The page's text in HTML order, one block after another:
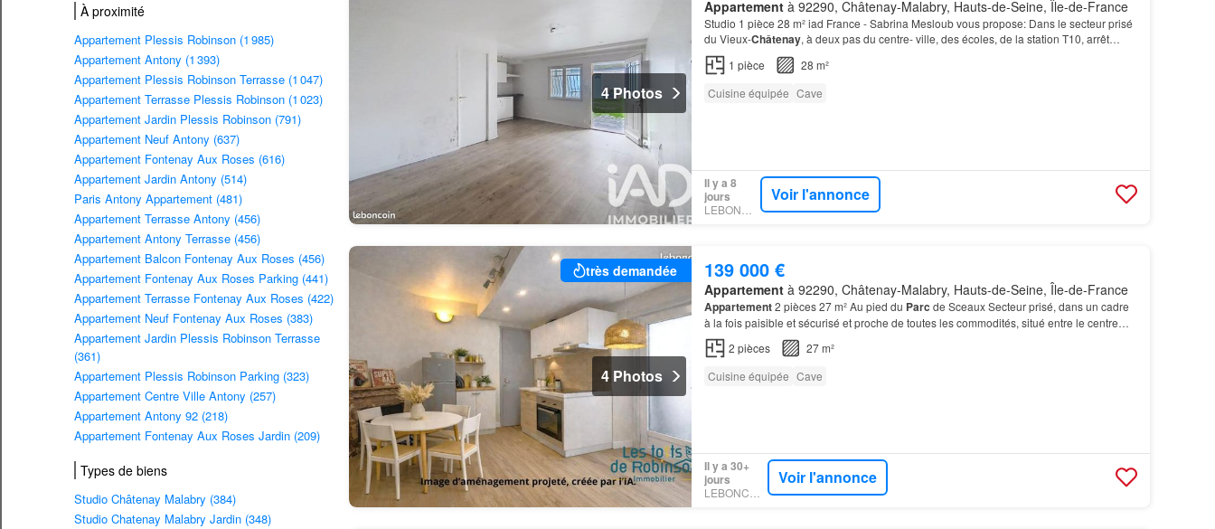
À proximité
Appartement Plessis Robinson (1 985)
Appartement Antony (1 393)
Appartement Plessis Robinson Terrasse (1 047)
Appartement Terrasse Plessis Robinson (1 023)
Appartement Jardin Plessis Robinson (791)
Appartement Neuf Antony (637)
Appartement Fontenay Aux Roses (616)
Appartement Jardin Antony (514)
Paris Antony Appartement (481)
Appartement Terrasse Antony (456)
Appartement Antony Terrasse (456)
Appartement Balcon Fontenay Aux Roses (456)
Appartement Fontenay Aux Roses Parking (441)
Appartement Terrasse Fontenay Aux Roses (422)
Appartement Neuf Fontenay Aux Roses (383)
Appartement Jardin Plessis Robinson Terrasse
(361)
Appartement Plessis Robinson Parking (323)
Appartement Centre Ville Antony (257)
Appartement Antony 92 (218)
Appartement Fontenay Aux Roses Jardin (209)
Types de biens
Studio Châtenay Malabry (384)
Studio Chatenay Malabry Jardin (348)
4 Photos
Appartementà 92290, Châtenay-Malabry, Hauts-de-Seine, Île-de-France
Studio 1 pièce 28 m² iad France - Sabrina Mesloub vous propose: Dans le secteur prisé
du Vieux-Châtenay, à deux pas du centre- ville, des écoles, de la station T10, arrêt
Vincent Fayo, duparc
1 pièce
28 m²
Cuisine équipée Cave
Il y a 8
jours
LEBONCOIN
Voir l'annonce
très demandée
4 Photos
139 000 €
Appartementà 92290, Châtenay-Malabry, Hauts-de-Seine, Île-de-France
Appartement2 pièces 27 m² Au pied du Parc de Sceaux Secteur prisé, dans un cadre
à la fois paisible et sécurisé et proche de toutes les commodités, situé entre le centre
ville et le
de Sceaux dans une petite copropriété…
2 pièces
27 m²
Cuisine équipée Cave
Il y a 30+
jours
LEBONCOIN
Voir l'annonce